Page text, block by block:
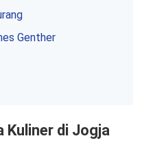
Genther
Kuliner di Jogja